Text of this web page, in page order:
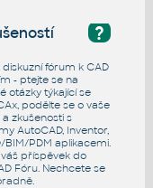
?
diskuzní fórum k CAD
- ptejte se na
otázky týkající se
podělte se o vaše
a zkušenosti s
AutoCAD, Inventor,
BIM/PDM aplikacemi.
příspěvek do
Fóru. Nechcete se
.